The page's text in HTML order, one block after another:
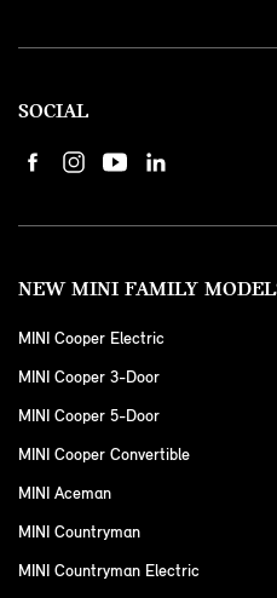
SOCIAL
NEW MINI FAMILY
MINI Cooper Electric
MINI Cooper 3-Door
MINI Cooper 5-Door
MINI Cooper Convertible
MINI Aceman
MINI Countryman
MINI Countryman Electric